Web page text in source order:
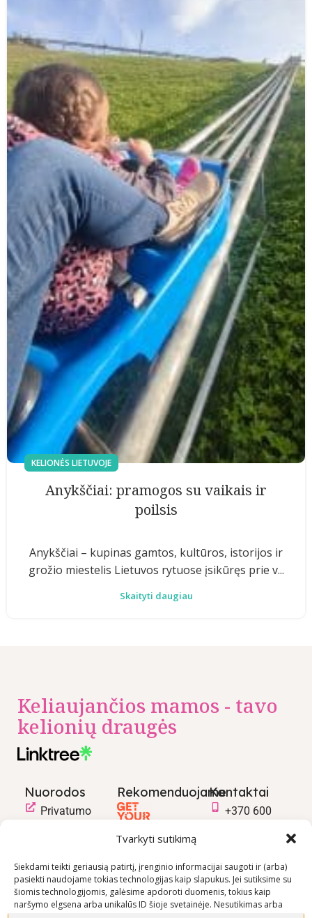
Tvarkyti sutikimą
Siekdami teikti geriausią patirtį, įrenginio informacijai saugoti ir (arba)
pasiekti naudojame tokias technologijas kaip slapukus. Jei sutiksime su
šiomis technologijomis, galėsime apdoroti duomenis, tokius kaip
naršymo elgsena arba unikalūs ID šioje svetainėje. Nesutikimas arba
KELIONĖS LIETUVOJE
Anykščiai: pramogos su vaikais ir
poilsis
Anykščiai – kupinas gamtos, kultūros, istorijos ir
grožio miestelis Lietuvos rytuose įsikūręs prie v...
Skaityti daugiau
Keliaujančios mamos - tavo
kelionių draugės
Nuorodos
Privatumo
pirkimo –
pardavimo
taisyklės
RekomenduojameKontaktai
+370 600